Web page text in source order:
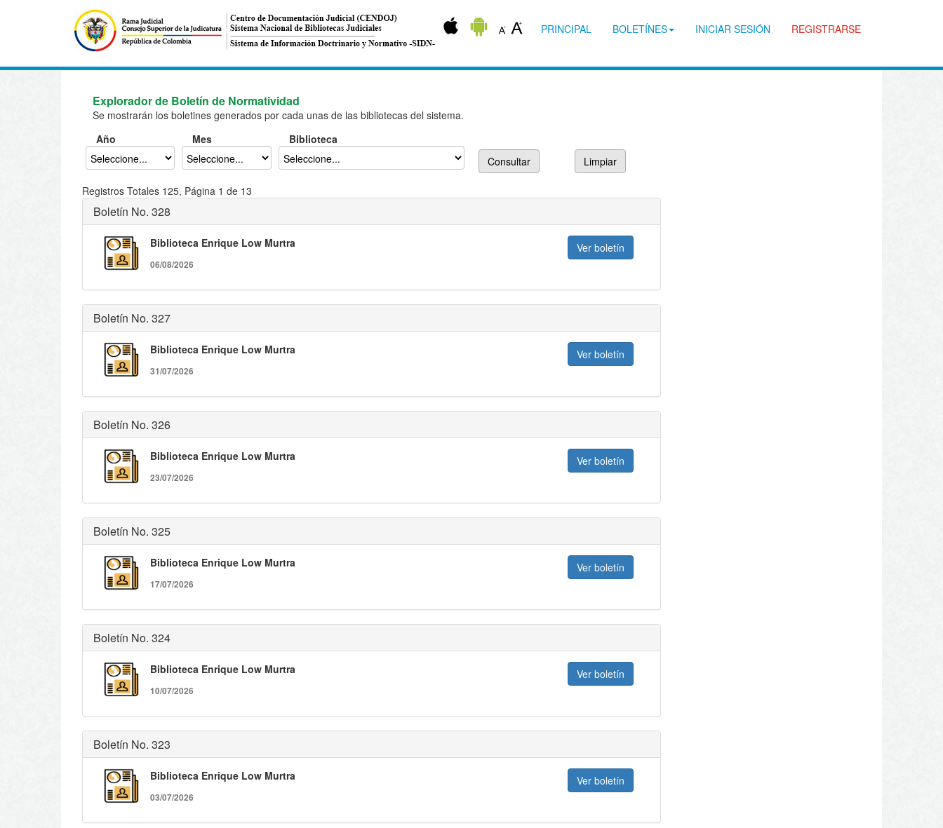
PRINCIPAL BOLETÍNES INICIAR SESIÓN REGISTRARSE
Explorador de Boletín de Normatividad
Se mostrarán los boletines generados por cada unas de las bibliotecas del sistema.
Año
Mes
Biblioteca
Consultar
Limpiar
Registros Totales 125, Página 1 de 13
Boletín No. 328
Biblioteca Enrique Low Murtra
06/08/2026
Ver boletín
Boletín No. 327
Biblioteca Enrique Low Murtra
31/07/2026
Ver boletín
Boletín No. 326
Biblioteca Enrique Low Murtra
23/07/2026
Ver boletín
Boletín No. 325
Biblioteca Enrique Low Murtra
17/07/2026
Ver boletín
Boletín No. 324
Biblioteca Enrique Low Murtra
10/07/2026
Ver boletín
Boletín No. 323
Biblioteca Enrique Low Murtra
03/07/2026
Ver boletín